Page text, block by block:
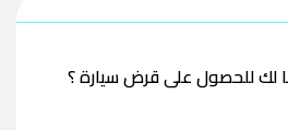
لك للحصول على قرض سيارة ؟